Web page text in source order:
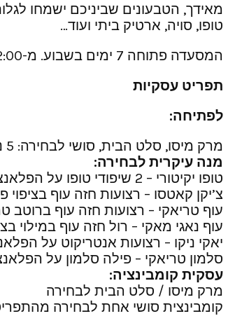
מאידך, הטבעונים שביניכם ישמחו
טופו, סויה, ארטיק ביתי ועוד…
המסעדה פתוחה 7 ימים בשבוע. מ-12:00 בצהרים ועד אחרון הסועדים (יש משלוחים וניתן לקיים בה אירועים.)
תפריט עסקיות
לפתיחה:
מרק מיסו, סלט הבית, סושי לבחירה: 5 נתחי סשימי (3 סלמון, 2 מוסר) או רול קליפורניה (מקלות סרטן ואבוקדו) ו-2 ניגירי (סלמון ומוסר)
מנה עיקרית לבחירה:
טופו יקיטורי – 2 שיפודי טופו על הפלאנצ’ה ברוטב טריאקי – 55 ש”ח
צ’יקן קאטסו – רצועות חזה עוף בציפוי פנקו –
עוף טריאקי – רצועות חזה עוף ברוטב טריאקי
עוף נאגי מאקי – רול חזה עוף במילוי בצל
יאקי ניקו – רצועות אנטריקוט על הפלאנצ’ה,
סלמון טריאקי – פילה סלמון על הפלאנצ’ה,
עסקית קומבינציה:
מרק מיסו / סלט הבית לבחירה
קומבינצית סושי אחת לבחירה